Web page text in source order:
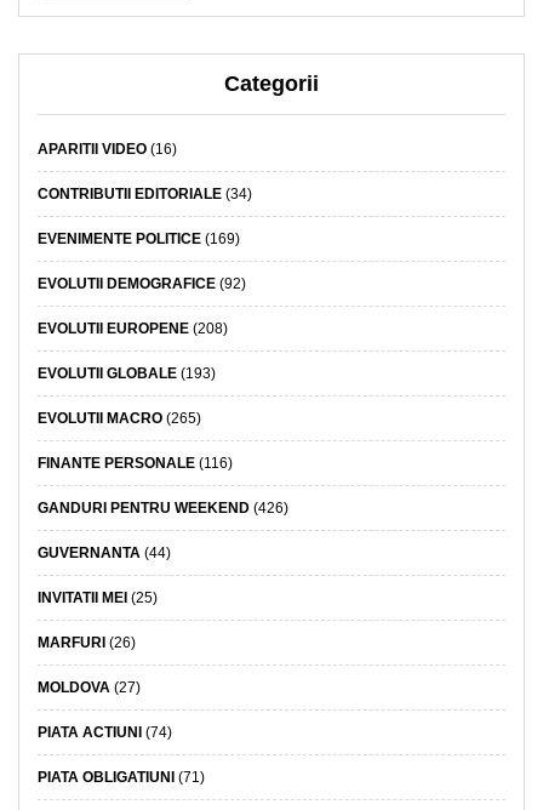
Categorii
APARITII VIDEO (16)
CONTRIBUTII EDITORIALE (34)
EVENIMENTE POLITICE (169)
EVOLUTII DEMOGRAFICE (92)
EVOLUTII EUROPENE (208)
EVOLUTII GLOBALE (193)
EVOLUTII MACRO (265)
FINANTE PERSONALE (116)
GANDURI PENTRU WEEKEND (426)
GUVERNANTA (44)
INVITATII MEI (25)
MARFURI (26)
MOLDOVA (27)
PIATA ACTIUNI (74)
PIATA OBLIGATIUNI (71)